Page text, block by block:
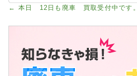
← 本日 12日も廃車 買取受付中です。